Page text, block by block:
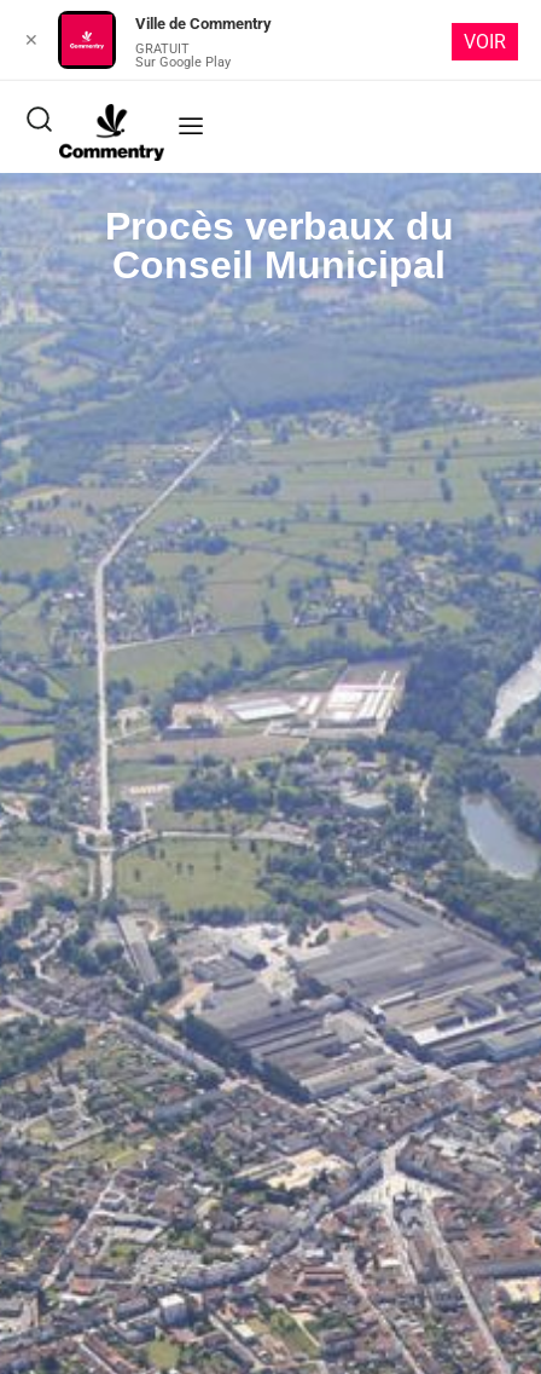
Procès verbaux du
Conseil Municipal
✕
Ville de Commentry
GRATUIT
Sur Google Play
VOIR